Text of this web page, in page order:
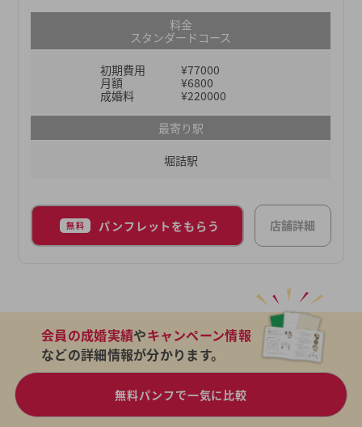
向にありますが、お客様が婚活を続けやすいように
リーズナブルなプランを用意しており、コストパフ
ォーマンスの良い結婚相談所を目指しています。プ
ロフィール写真からお見合い、交際までしっかりサ
ポートし、成婚へと導きます。
料金
スタンダードコース
初期費用
¥77000
月額
¥6800
成婚料
¥220000
最寄り駅
堀詰駅
無料 パンフレットをもらう 店舗詳細
会員の成婚実績やキャンペーン情報
などの詳細情報が分かります。
無料パンフで一気に比較